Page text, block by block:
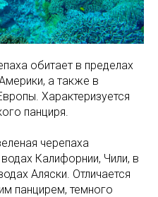
обитает в пределах
а также в
Характеризуется
панциря.
черепаха
Калифорнии, Чили, в
Аляски. Отличается
панцирем, темного